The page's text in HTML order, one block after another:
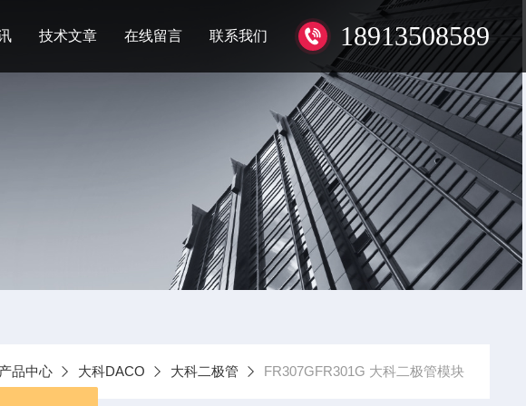
18913508589
技术文章 在线留言 联系我们
产品中心 大科DACO 大科二极管 FR307GFR301G 大科二极管模块